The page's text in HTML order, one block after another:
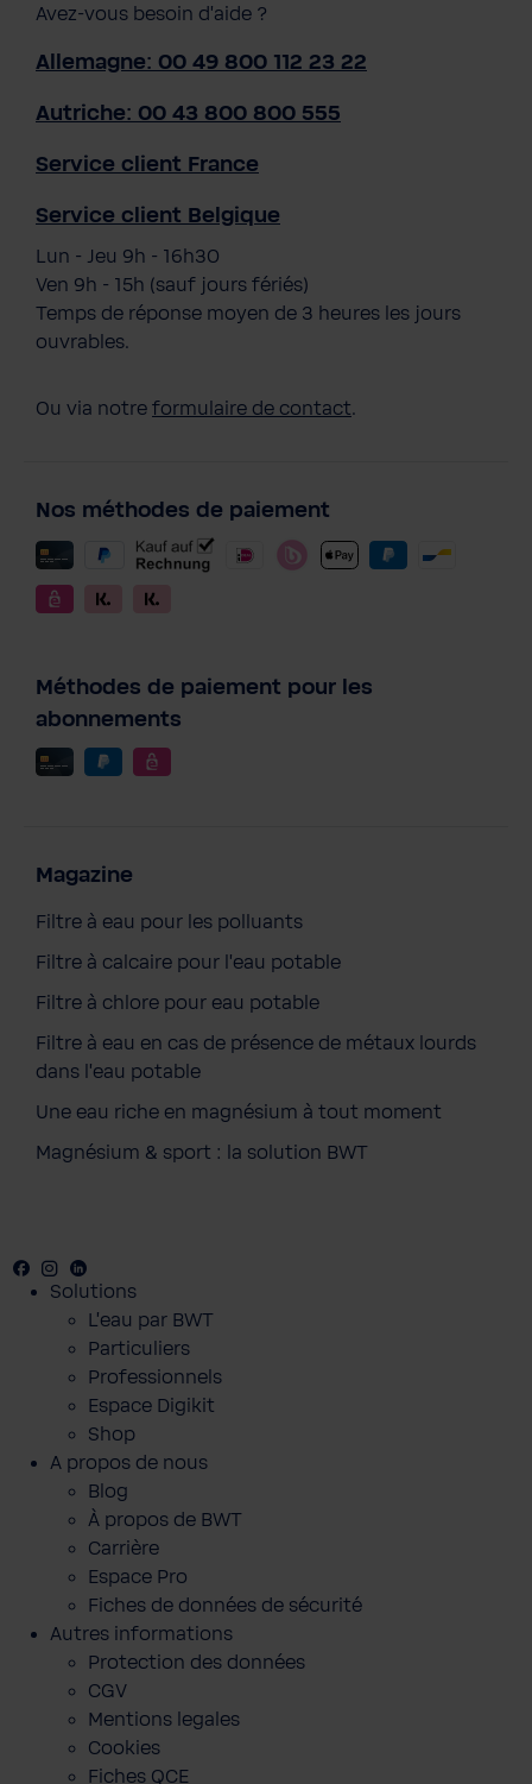
Avez-vous besoin d'aide ?
Allemagne: 00 49 800 112 23 22
Autriche: 00 43 800 800 555
Service client France
Service client Belgique
Lun - Jeu 9h - 16h30
Ven 9h - 15h (sauf jours fériés)
Temps de réponse moyen de 3 heures les jours
ouvrables.
Ou via notre formulaire de contact.
Nos méthodes de paiement
Méthodes de paiement pour les
abonnements
Magazine
Filtre à eau pour les polluants
Filtre à calcaire pour l'eau potable
Filtre à chlore pour eau potable
Filtre à eau en cas de présence de métaux lourds
dans l'eau potable
Une eau riche en magnésium à tout moment
Magnésium & sport : la solution BWT
Facebook
YoutubeInstagram
Solutions
L'eau par BWT
Particuliers
Professionnels
Espace Digikit
Shop
A propos de nous
Blog
À propos de BWT
Carrière
Espace Pro
Fiches de données de sécurité
Autres informations
Protection des données
CGV
Mentions legales
Cookies
Fiches QCE